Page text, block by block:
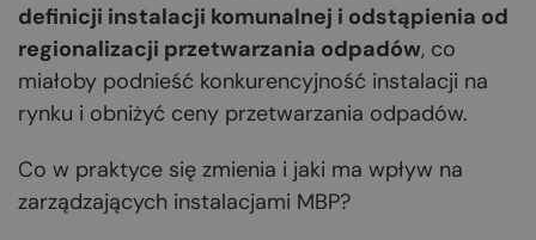
definicji instalacji komunalnej i odstąpienia od
regionalizacji przetwarzania odpadów, co
miałoby podnieść konkurencyjność instalacji na
rynku i obniżyć ceny przetwarzania odpadów.
Co w praktyce się zmienia i jaki ma wpływ na
zarządzających instalacjami MBP?